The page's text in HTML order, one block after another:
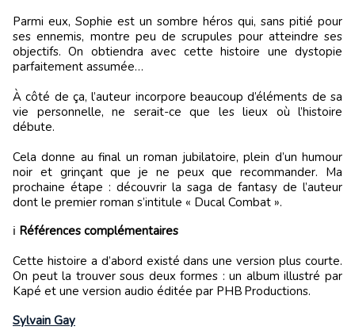
Parmi eux, Sophie est un sombre héros qui, sans pitié pour
ses ennemis, montre peu de scrupules pour atteindre ses
objectifs. On obtiendra avec cette histoire une dystopie
parfaitement assumée…
À côté de ça, l’auteur incorpore beaucoup d’éléments de sa
vie personnelle, ne serait-ce que les lieux où l’histoire
débute.
Cela donne au final un roman jubilatoire, plein d’un humour
noir et grinçant que je ne peux que recommander. Ma
prochaine étape : découvrir la saga de fantasy de l’auteur
dont le premier roman s’intitule « Ducal Combat ».
Références complémentaires
Cette histoire a d’abord existé dans une version plus courte.
On peut la trouver sous deux formes : un album illustré par
Kapé et une version audio éditée par PHB Productions.
Sylvain Gay